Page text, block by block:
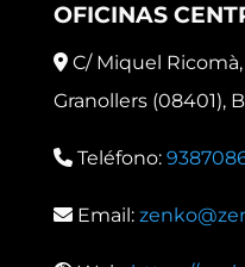
OFICINAS
C/ Miquel Ricomà,
Granollers (08401),
Teléfono:
Email: